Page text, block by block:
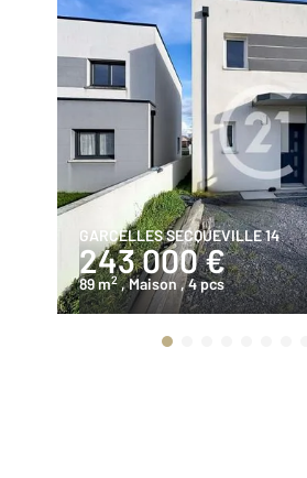
GARCELLES SECQUEVILLE 14
243 000 €
89 m2 , Maison , 4 pcs